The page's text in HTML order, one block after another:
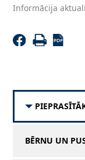
BĒRNU UN
Informācija